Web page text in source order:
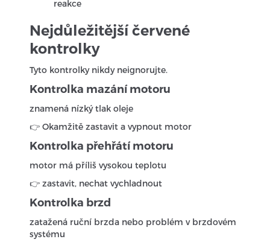
reakce
Nejdůležitější červené
kontrolky
Tyto kontrolky nikdy neignorujte.
Kontrolka mazání motoru
znamená nízký tlak oleje
👉 Okamžitě zastavit a vypnout motor
Kontrolka přehřátí motoru
motor má příliš vysokou teplotu
👉 zastavit, nechat vychladnout
Kontrolka brzd
zatažená ruční brzda nebo problém v brzdovém
systému